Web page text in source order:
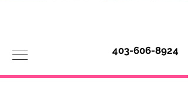
403-606-8924